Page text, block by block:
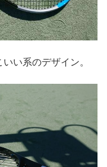
い系のデザイン。